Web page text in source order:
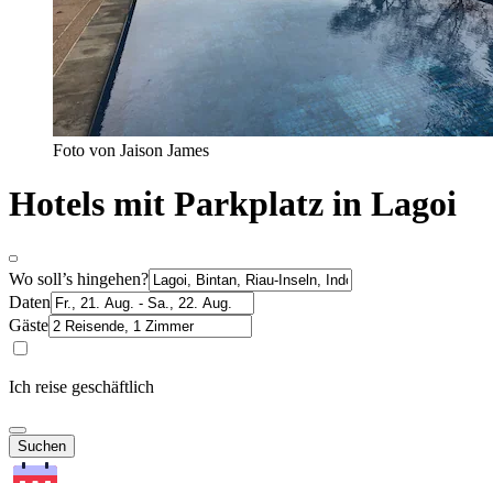
Foto von Jaison James
Hotels mit Parkplatz in Lagoi
Wo soll’s hingehen?
Daten
Gäste
Ich reise geschäftlich
Suchen